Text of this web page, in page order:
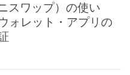
スワップ）の使い
ォレット・アプリの